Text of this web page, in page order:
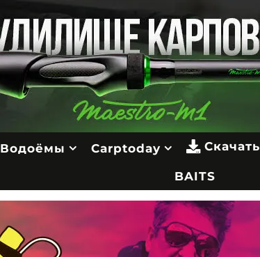
Водоёмы Carptoday Скачать
BAITS